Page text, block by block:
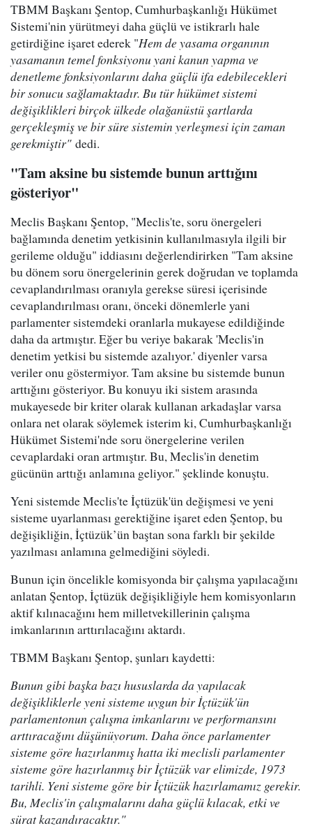
TBMM Başkanı Şentop, Cumhurbaşkanlığı Hükümet
Sistemi'nin yürütmeyi daha güçlü ve istikrarlı hale
getirdiğine işaret ederek "Hem de yasama organının
yasamanın temel fonksiyonu yani kanun yapma ve
denetleme fonksiyonlarını daha güçlü ifa edebilecekleri
bir sonucu sağlamaktadır. Bu tür hükümet sistemi
değişiklikleri birçok ülkede olağanüstü şartlarda
gerçekleşmiş ve bir süre sistemin yerleşmesi için zaman
gerekmiştir"dedi.
"Tam aksine bu sistemde bunun arttığını
gösteriyor"
Meclis Başkanı Şentop, "Meclis'te, soru önergeleri
bağlamında denetim yetkisinin kullanılmasıyla ilgili bir
gerileme olduğu" iddiasını değerlendirirken "Tam aksine
bu dönem soru önergelerinin gerek doğrudan ve toplamda
cevaplandırılması oranıyla gerekse süresi içerisinde
cevaplandırılması oranı, önceki dönemlerle yani
parlamenter sistemdeki oranlarla mukayese edildiğinde
daha da artmıştır. Eğer bu veriye bakarak 'Meclis'in
denetim yetkisi bu sistemde azalıyor.' diyenler varsa
veriler onu göstermiyor. Tam aksine bu sistemde bunun
arttığını gösteriyor. Bu konuyu iki sistem arasında
mukayesede bir kriter olarak kullanan arkadaşlar varsa
onlara net olarak söylemek isterim ki, Cumhurbaşkanlığı
Hükümet Sistemi'nde soru önergelerine verilen
cevaplardaki oran artmıştır. Bu, Meclis'in denetim
gücünün arttığı anlamına geliyor." şeklinde konuştu.
Yeni sistemde Meclis'te İçtüzük'ün değişmesi ve yeni
sisteme uyarlanması gerektiğine işaret eden Şentop, bu
değişikliğin, İçtüzük’ün baştan sona farklı bir şekilde
yazılması anlamına gelmediğini söyledi.
Bunun için öncelikle komisyonda bir çalışma yapılacağını
anlatan Şentop, İçtüzük değişikliğiyle hem komisyonların
aktif kılınacağını hem milletvekillerinin çalışma
imkanlarının arttırılacağını aktardı.
TBMM Başkanı Şentop, şunları kaydetti:
Bunun gibi başka bazı hususlarda da yapılacak
değişikliklerle yeni sisteme uygun bir İçtüzük'ün
parlamentonun çalışma imkanlarını ve performansını
arttıracağını düşünüyorum. Daha önce parlamenter
sisteme göre hazırlanmış hatta iki meclisli parlamenter
sisteme göre hazırlanmış bir İçtüzük var elimizde, 1973
tarihli. Yeni sisteme göre bir İçtüzük hazırlamamız gerekir.
Bu, Meclis'in çalışmalarını daha güçlü kılacak, etki ve
sürat kazandıracaktır."